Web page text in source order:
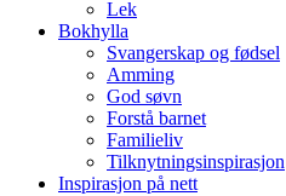
Lek
Bokhylla
Svangerskap og fødsel
Amming
God søvn
Forstå barnet
Familieliv
Tilknytningsinspirasjon
Inspirasjon på nett